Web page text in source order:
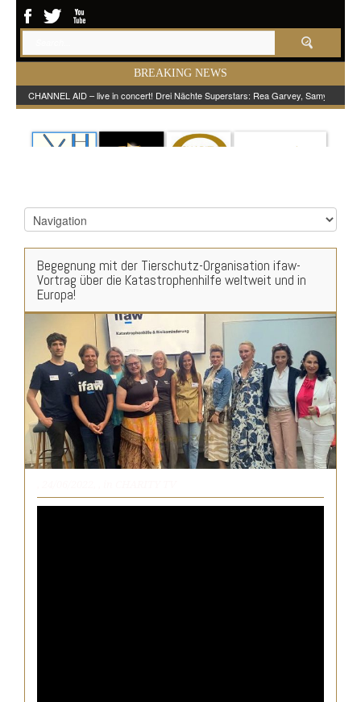
BREAKING NEWS
CHANNEL AID – live in concert! Drei Nächte Superstars: Rea Garvey, Samy
Begegnung mit der Tierschutz-Organisation ifaw-
Vortrag über die Katastrophenhilfe weltweit und in
Europa!